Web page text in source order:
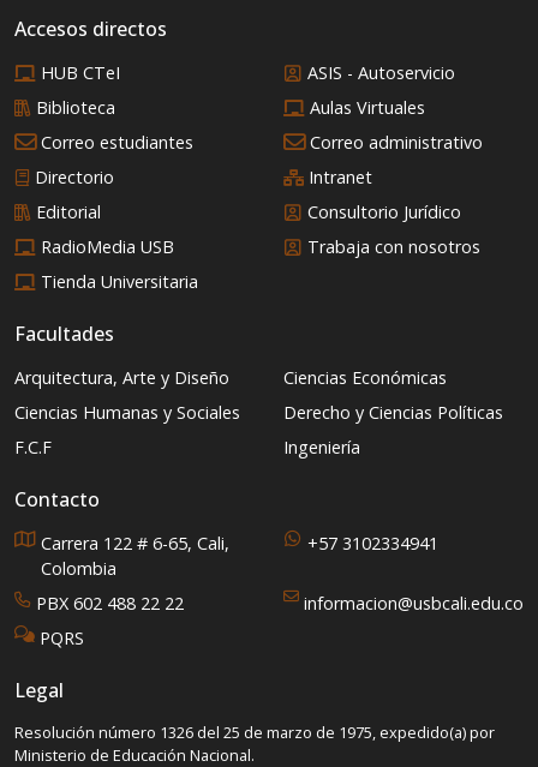
Accesos directos
HUB CTeI
ASIS - Autoservicio
Biblioteca
Aulas Virtuales
Correo estudiantes
Correo administrativo
Directorio
Intranet
Editorial
Consultorio Jurídico
RadioMedia USB
Trabaja con nosotros
Tienda Universitaria
Facultades
Arquitectura, Arte y Diseño
Ciencias Económicas
Ciencias Humanas y Sociales
Derecho y Ciencias Políticas
F.C.F
Ingeniería
Contacto
Carrera 122 # 6-65, Cali,
Colombia
+57 3102334941
PBX 602 488 22 22
informacion@usbcali.edu.co
PQRS
Legal
Resolución número 1326 del 25 de marzo de 1975, expedido(a) por
Ministerio de Educación Nacional.